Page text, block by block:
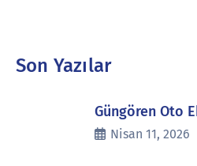
Son Yazılar
Güngören Oto
Nisan 11, 2026